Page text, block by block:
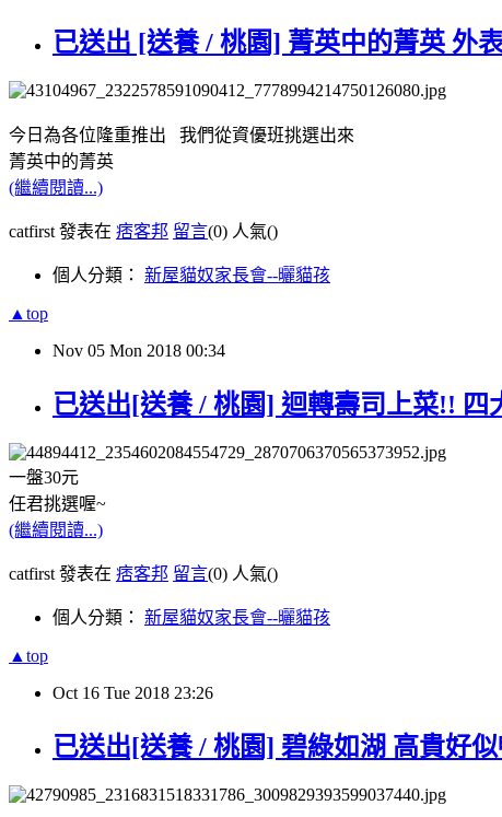
已送出 [送養 / 桃園] 菁英中的菁英 外
今日為各位隆重推出 我們從資優班挑選出來
菁英中的菁英
(繼續閱讀...)
catfirst 發表在 痞客邦 留言(0) 人氣()
個人分類： 新屋貓奴家長會--曬貓孩
▲top
Nov 05 Mon 2018 00:34
已送出[送養 / 桃園] 迴轉壽司上菜!! 四
一盤30元
任君挑選喔~
(繼續閱讀...)
catfirst 發表在 痞客邦 留言(0) 人氣()
個人分類： 新屋貓奴家長會--曬貓孩
▲top
Oct 16 Tue 2018 23:26
已送出[送養 / 桃園] 碧綠如湖 高貴好